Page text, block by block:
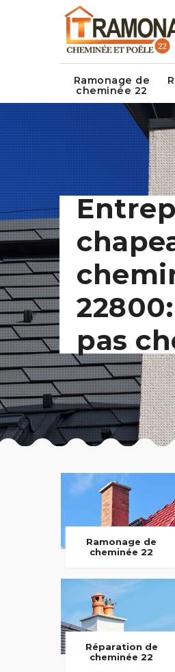
Ramonage de
cheminée 22
pas
Ramonage de
cheminée 22
Réparation de
cheminée 22